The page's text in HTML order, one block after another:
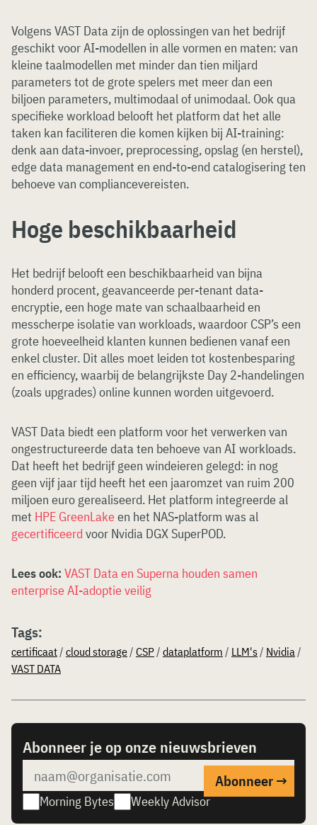
Volgens VAST Data zijn de oplossingen van het bedrijf
geschikt voor AI-modellen in alle vormen en maten: van
kleine taalmodellen met minder dan tien miljard
parameters tot de grote spelers met meer dan een
biljoen parameters, multimodaal of unimodaal. Ook qua
specifieke workload belooft het platform dat het alle
taken kan faciliteren die komen kijken bij AI-training:
denk aan data-invoer, preprocessing, opslag (en herstel),
edge data management en end-to-end catalogisering ten
behoeve van compliancevereisten.
Hoge beschikbaarheid
Het bedrijf belooft een beschikbaarheid van bijna
honderd procent, geavanceerde per-tenant data-
encryptie, een hoge mate van schaalbaarheid en
messcherpe isolatie van workloads, waardoor CSP’s een
grote hoeveelheid klanten kunnen bedienen vanaf een
enkel cluster. Dit alles moet leiden tot kostenbesparing
en efficiency, waarbij de belangrijkste Day 2-handelingen
(zoals upgrades) online kunnen worden uitgevoerd.
VAST Data biedt een platform voor het verwerken van
ongestructureerde data ten behoeve van AI workloads.
Dat heeft het bedrijf geen windeieren gelegd: in nog
geen vijf jaar tijd heeft het een jaaromzet van ruim 200
miljoen euro gerealiseerd. Het platform integreerde al
met HPE GreenLakeen het NAS-platform was al
gecertificeerd voor Nvidia DGX SuperPOD.
Lees ook: VAST Data en Superna houden samen
enterprise AI-adoptie veilig
Tags:
certificaat/ cloud storage/ CSP/ dataplatform / LLM's/ Nvidia/
VAST DATA
Abonneer je op onze nieuwsbrieven
Morning Bytes Weekly Advisor